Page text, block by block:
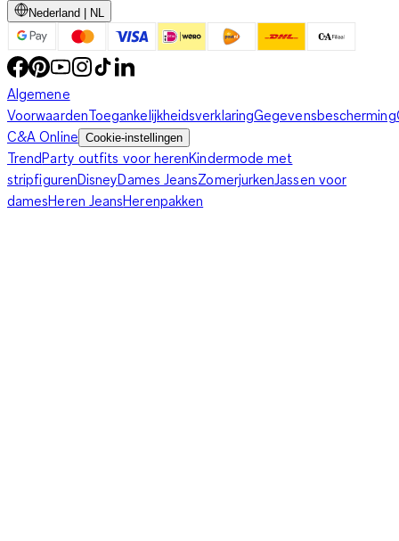
Nederland | NL
Algemene
VoorwaardenToegankelijkheidsverklaringGegevensbescherming
C&A Online Cookie-instellingen
TrendParty outfits voor herenKindermode met
stripfigurenDisneyDames JeansZomerjurkenJassen voor
damesHeren JeansHerenpakken